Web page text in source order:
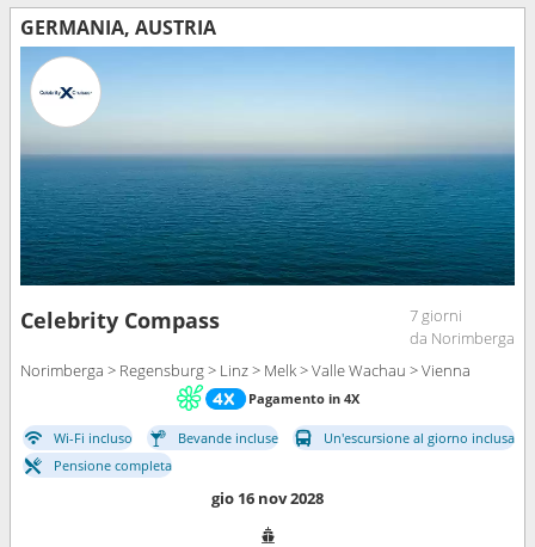
GERMANIA, AUSTRIA
Celebrity Compass
7 giorni
da Norimberga
Norimberga > Regensburg > Linz > Melk > Valle Wachau > Vienna
Pagamento in 4X
Wi-Fi incluso Bevande incluse
Un'escursione al giorno inclusa
Pensione completa
gio 16 nov 2028